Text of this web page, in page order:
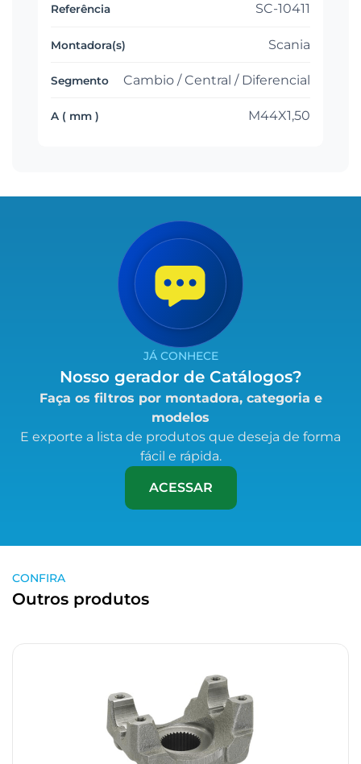
SC-10411
Scania
Cambio / Central / Diferencial
M44X1,50
JÁ CONHECE
Nosso gerador de Catálogos?
Faça os filtros por montadora, categoria e
modelos
E exporte a lista de produtos que deseja de forma
fácil e rápida.
ACESSAR
CONFIRA
Outros produtos